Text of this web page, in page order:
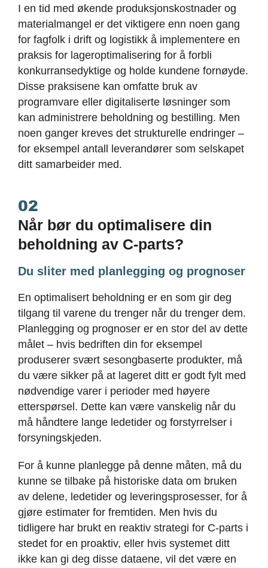
I en tid med økende produksjonskostnader og
materialmangel er det viktigere enn noen gang
for fagfolk i drift og logistikk å implementere en
praksis for lageroptimalisering for å forbli
konkurransedyktige og holde kundene fornøyde.
Disse praksisene kan omfatte bruk av
programvare eller digitaliserte løsninger som
kan administrere beholdning og bestilling. Men
noen ganger kreves det strukturelle endringer –
for eksempel antall leverandører som selskapet
ditt samarbeider med.
02
Når bør du optimalisere din
beholdning av C-parts?
Du sliter med planlegging og prognoser
En optimalisert beholdning er en som gir deg
tilgang til varene du trenger når du trenger dem.
Planlegging og prognoser er en stor del av dette
målet – hvis bedriften din for eksempel
produserer svært sesongbaserte produkter, må
du være sikker på at lageret ditt er godt fylt med
nødvendige varer i perioder med høyere
etterspørsel. Dette kan være vanskelig når du
må håndtere lange ledetider og forstyrrelser i
forsyningskjeden.
For å kunne planlegge på denne måten, må du
kunne se tilbake på historiske data om bruken
av delene, ledetider og leveringsprosesser, for å
gjøre estimater for fremtiden. Men hvis du
tidligere har brukt en reaktiv strategi for C-parts i
stedet for en proaktiv, eller hvis systemet ditt
ikke kan gi deg disse dataene, vil det være en